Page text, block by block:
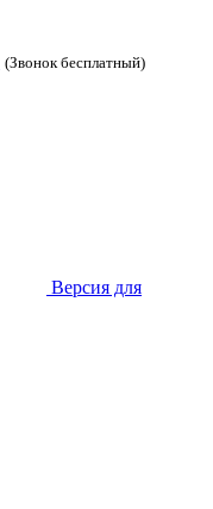
(Звонок бесплатный)
Версия для